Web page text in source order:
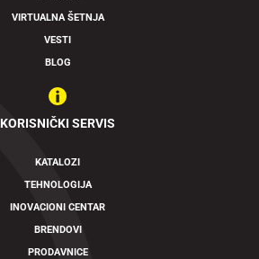
VIRTUALNA ŠETNJA
VESTI
BLOG
KORISNIČKI SERVIS
KATALOZI
TEHNOLOGIJA
INOVACIONI CENTAR
BRENDOVI
PRODAVNICE